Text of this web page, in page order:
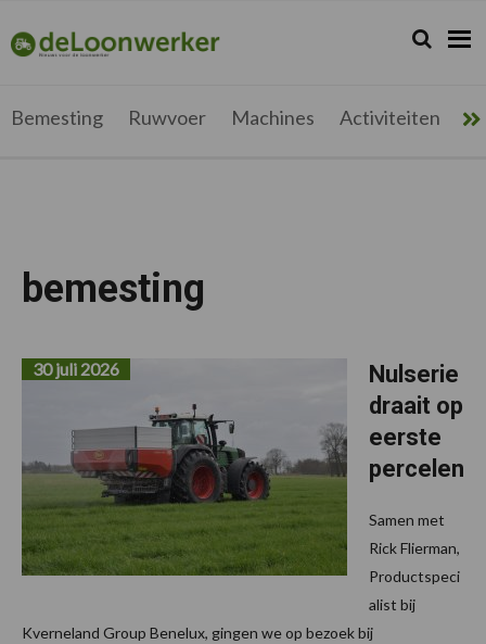
de
hoofdnavigatie
de
hoofd
de
voettekst
deloonwerker.be Zoeken...
Zoek
Bemesting Ruwvoer Machines Activiteiten
bemesting
Nulserie
draait op
eerste
percelen
30 juli 2026
Samen met
Rick Flierman,
Productspeci
alist bij
Kverneland Group Benelux, gingen we op bezoek bij